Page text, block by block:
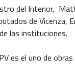
del Interior,
de
las instituciones.
es el uno de